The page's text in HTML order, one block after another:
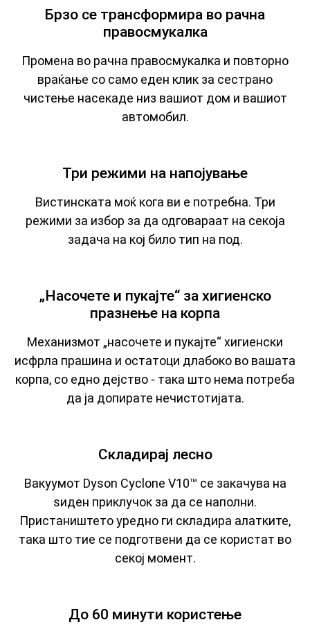
Брзо се трансформира во рачна
правосмукалка
Промена во рачна правосмукалка и повторно
враќање со само еден клик за сестрано
чистење насекаде низ вашиот дом и вашиот
автомобил.
Три режими на напојување
Вистинската моќ кога ви е потребна. Три
режими за избор за да одговараат на секоја
задача на кој било тип на под.
„Насочете и пукајте“ за хигиенско
празнење на корпа
Механизмот „насочете и пукајте“ хигиенски
исфрла прашина и остатоци длабоко во вашата
корпа, со едно дејство - така што нема потреба
да ја допирате нечистотијата.
Складирај лесно
Вакуумот Dyson Cyclone V10™ се закачува на
ѕиден приклучок за да се наполни.
Пристаништето уредно ги складира алатките,
така што тие се подготвени да се користат во
секој момент.
До 60 минути користење